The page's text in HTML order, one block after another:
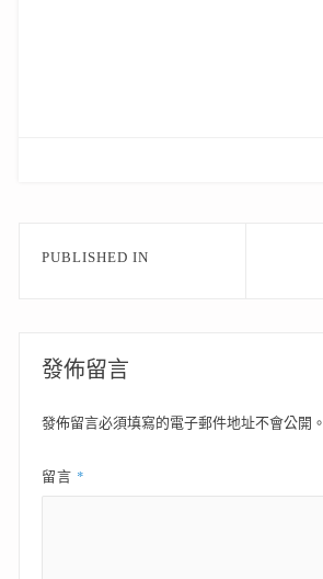
文
覽
PUBLISHED IN
發佈留言
發佈留言必須填寫的電子郵件地址不會公開。
留言 *